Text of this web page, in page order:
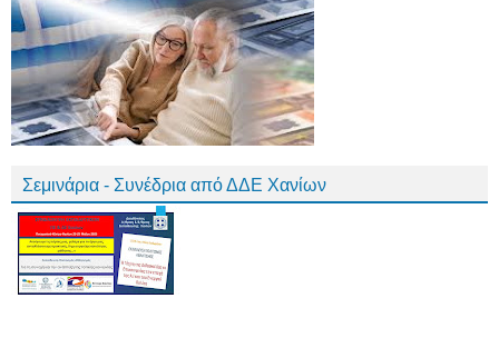
Σεμινάρια - Συνέδρια από ΔΔΕ Χανίων